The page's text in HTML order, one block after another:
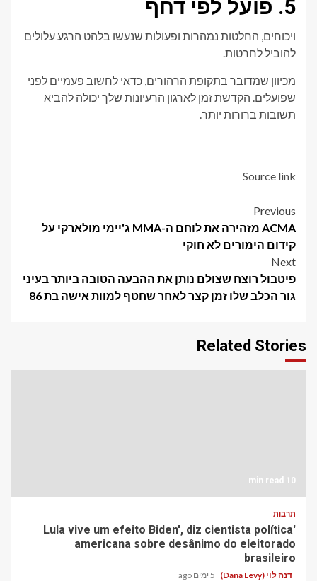
5. פועל לפי דחף
ויכוחים, החלטות נמהרות ופעולות שנעשו בלהט הרגע עלולים
להוביל לחרטות.
מכיוון שמדובר בתקופת הרהורים, כדאי לחשוב פעמיים לפני
שפועלים. הקדשת זמן לארגון הרעיונות שלך יכולה להביא
תשובות ברורות יותר.
Source link
Post
navigation
Previous
ACMA מזהירה את לוחם ה-MMA ג'יימי מולארקי על
קידום הימורים לא חוקי
Next
פיטבול רוצח שצולם נותן את ההבעה הטובה ביותר בעיני
גור הכלב שלו זמן קצר לאחר שחטף למוות אישה בת 86
Related Stories
10 min read
תרבות
'Lula vive um efeito Biden', diz cientista política
americana sobre desânimo do eleitorado
brasileiro
דנה לוי (Dana Levy) 5 ימים ago